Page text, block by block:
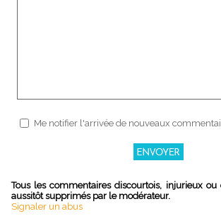
Me notifier l'arrivée de nouveaux
Tous les commentaires discourtois, injurieux ou
aussitôt supprimés par le modérateur.
Signaler un abus